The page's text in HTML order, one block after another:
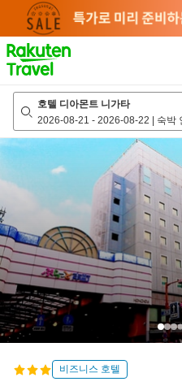
page
호텔 디아몬트 니가타
2026-08-21 - 2026-08-22 | 숙박
비즈니스 호텔